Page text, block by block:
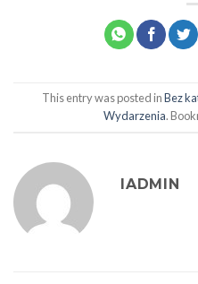
This entry was posted inBez
Wydarzenia.
IADMIN